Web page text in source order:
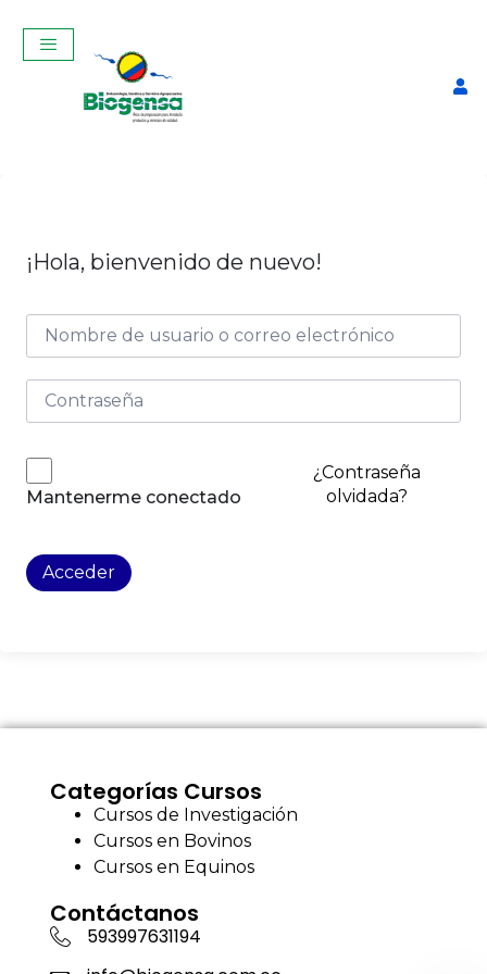
¡Hola, bienvenido de nuevo!
Mantenerme conectado
¿Contraseña
olvidada?
Acceder
Categorías Cursos
Cursos de Investigación
Cursos en Bovinos
Cursos en Equinos
Contáctanos
593997631194
Monitor de Descongelación